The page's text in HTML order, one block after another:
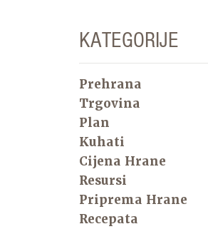
KATEGORIJE
Prehrana
Trgovina
Plan
Kuhati
Cijena Hrane
Resursi
Priprema Hrane
Recepata